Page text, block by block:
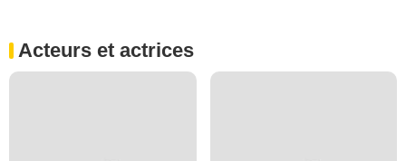
Acteurs et actrices